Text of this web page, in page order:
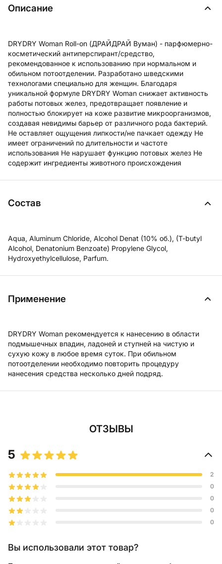
Описание
DRYDRY Woman Roll-on (ДРАЙДРАЙ Вуман) - парфюмерно-
косметический антиперспирант/средство,
рекомендованное к использованию при нормальном и
обильном потоотделении. Разработано шведскими
технологами специально для женщин. Благодаря
уникальной формуле DRYDRY Woman снижает активность
работы потовых желез, предотвращает появление и
полностью блокирует на коже развитие микроорганизмов,
создавая невидимы барьер от различного рода бактерий.
Не оставляет ощущения липкости/не пачкает одежду Не
имеет ограничений по длительности и частоте
использования Не нарушает функцию потовых желез Не
содержит ингредиенты животного происхождения
Состав
Aqua, Aluminum Chloride, Alcohol Denat (10% об.), (T-butyl
Alcohol, Denatonium Benzoate) Propylene Glycol,
Hydroxyethylcellulose, Parfum.
Применение
DRYDRY Woman рекомендуется к нанесению в области
подмышечных впадин, ладоней и ступней на чистую и
сухую кожу в любое время суток. При обильном
потоотделении необходимо повторить процедуру
нанесения средства несколько дней подряд.
ОТЗЫВЫ
5
2
0
0
0
0
Вы использовали этот товар?